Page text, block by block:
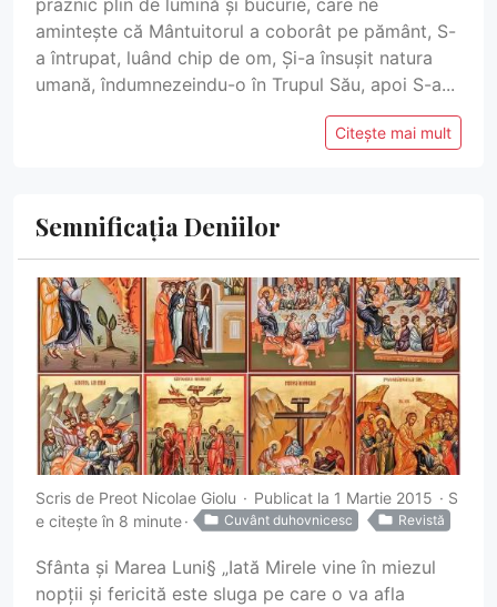
amintește că Mântuitorul a coborât pe pământ, S-
a întrupat, luând chip de om, Și-a însușit natura
umană, îndumnezeindu-o în Trupul Său, apoi S-a...
Citește mai mult
Semnificația Deniilor
Scris de Preot Nicolae Giolu Publicat la 1 Martie 2015
S
e citește în 8 minute
Cuvânt duhovnicesc Revistă
Sfânta și Marea Luni§ „Iată Mirele vine în miezul
nopții și fericită este sluga pe care o va afla